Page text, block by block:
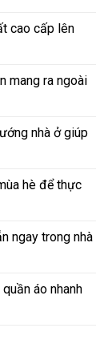
cao cấp lên
mang ra ngoài
nhà ở giúp
hè để thực
ngay trong nhà
áo nhanh